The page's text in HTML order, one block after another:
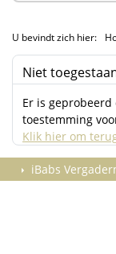
U bevindt zich hier:
Niet
Er is
toestemming
Klik hier om
iBabs